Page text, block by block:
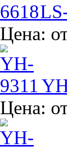
Цена:
Цена: